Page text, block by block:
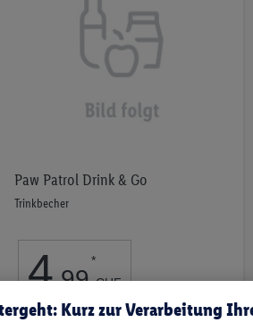
Paw Patrol Drink & Go
Trinkbecher
4.99
*
CHF
pro 10g | 100g = 49.90 CHF
Kurz zur Verarbeitung